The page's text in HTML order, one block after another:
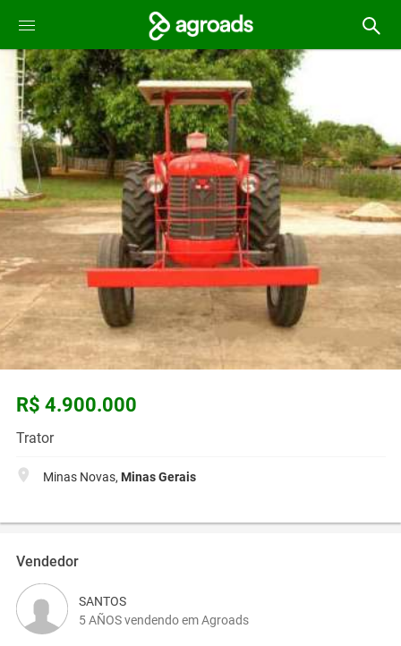
R$ 4.900.000
Trator
Minas Novas, Minas Gerais
Vendedor
SANTOS
5 AÑOS vendendo em Agroads